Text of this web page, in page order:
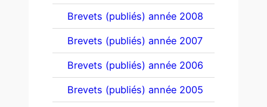
Brevets (publiés) année 2008
Brevets (publiés) année 2007
Brevets (publiés) année 2006
Brevets (publiés) année 2005